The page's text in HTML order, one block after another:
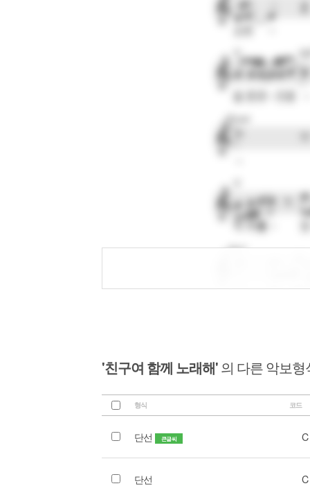
'친구여 함께 노래해'의 다른 악보형
형식 코드
단선 큰글씨
단선